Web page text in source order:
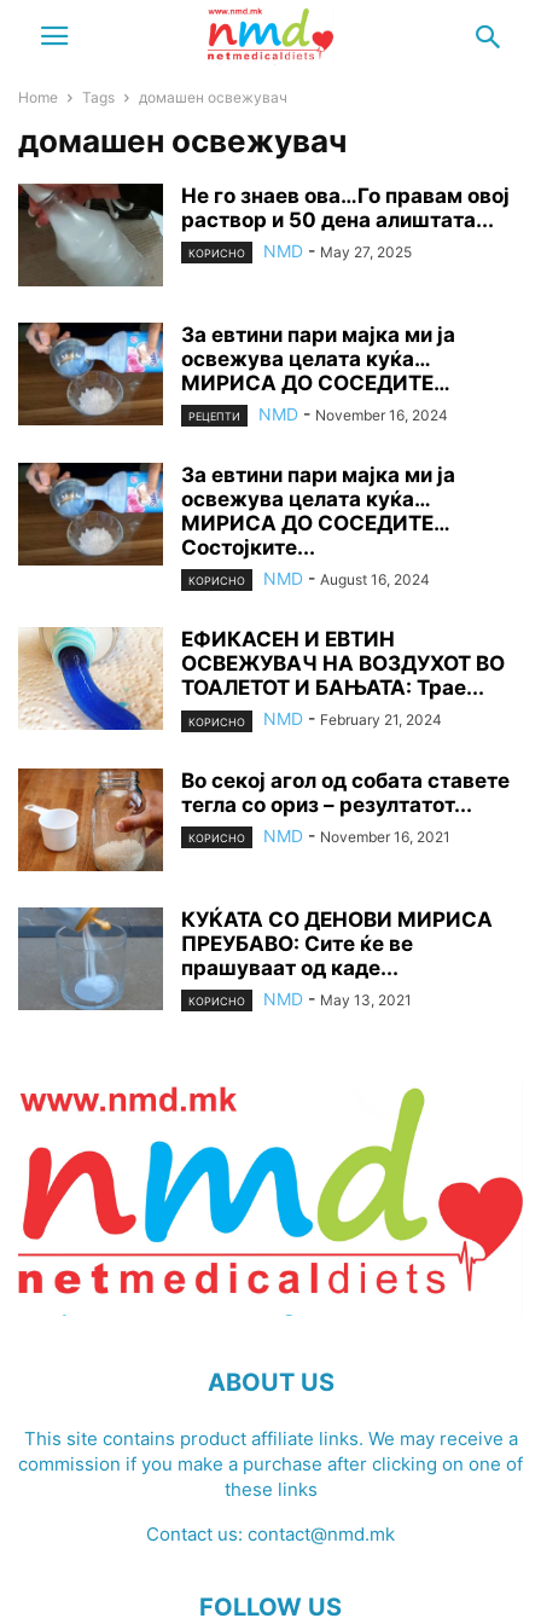
Home Tags домашен освежувач
домашен освежувач
Не го знаев ова…Го правам овој
раствор и 50 дена алиштата...
КОРИСНО NMD - May 27, 2025
За евтини пари мајка ми ја
освежува целата куќа…
МИРИСА ДО СОСЕДИТЕ…
РЕЦЕПТИ NMD - November 16, 2024
За евтини пари мајка ми ја
освежува целата куќа…
МИРИСА ДО СОСЕДИТЕ…
Состојките...
КОРИСНО NMD - August 16, 2024
ЕФИКАСЕН И ЕВТИН
ОСВЕЖУВАЧ НА ВОЗДУХОТ ВО
ТОАЛЕТОТ И БАЊАТА: Трае...
КОРИСНО NMD - February 21, 2024
Во секој агол од собата ставете
тегла со ориз – резултатот...
КОРИСНО NMD - November 16, 2021
КУЌАТА СО ДЕНОВИ МИРИСА
ПРЕУБАВО: Сите ќе ве
прашуваат од каде...
КОРИСНО NMD - May 13, 2021
ABOUT US
This site contains product affiliate links. We may receive a
commission if you make a purchase after clicking on one of
these links
Contact us: contact@nmd.mk
FOLLOW US